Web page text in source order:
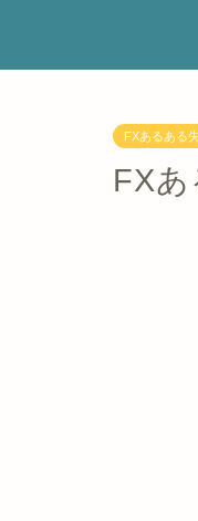
FXあるある
FX